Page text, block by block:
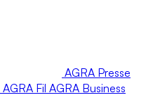
AGRA Presse
AGRA Fil AGRA Business